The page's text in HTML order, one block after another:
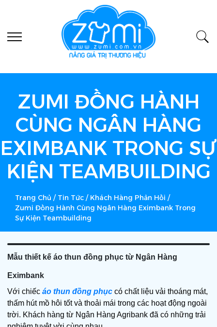
ZUMI ĐỒNG HÀNH
CÙNG NGÂN HÀNG
EXIMBANK TRONG SỰ
KIỆN TEAMBUILDING
Trang Chủ / Tin Tức / Khách Hàng Phản Hồi /
Zumi Đồng Hành Cùng Ngân Hàng Eximbank Trong
Sự Kiện Teambuilding
Mẫu thiết kế áo thun đồng phục từ Ngân Hàng
Eximbank
Với chiếc áo thun đồng phục có chất liệu vải thoáng mát,
thấm hút mồ hôi tốt và thoải mái trong các hoạt động ngoài
trời. Khách hàng từ Ngân Hàng Agribank đã có những trải